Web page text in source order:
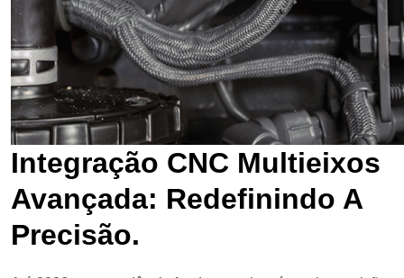
Integração CNC Multieixos
Avançada: Redefinindo A
Precisão.